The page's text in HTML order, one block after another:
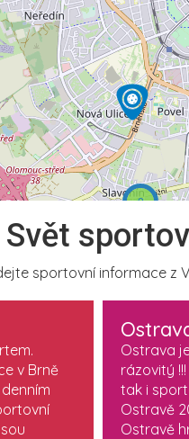
2
Svět
sportovní informace z
v Brně
Ostrava
rázovitý
tak i
Ostravě
Ostravě